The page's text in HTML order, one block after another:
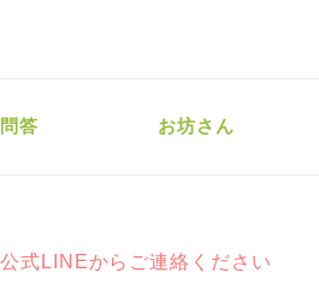
問答 お坊さん
式LINEからご連絡ください